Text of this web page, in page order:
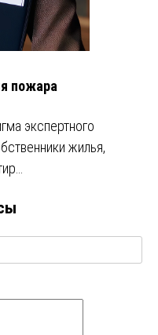
пожара
экспертного
жилья,